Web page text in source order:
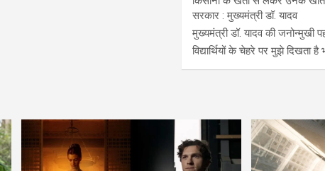
सरकार : मुख्यमंत्री डॉ. यादव
मुख्यमंत्री डॉ. यादव की जनोन्मुखी
विद्यार्थियों के चेहरे पर मुझे दिखता